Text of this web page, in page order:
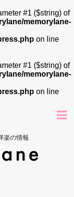
#1 ($string) of
memorylane-
on line
#1 ($string) of
memorylane-
on line
楽の情報